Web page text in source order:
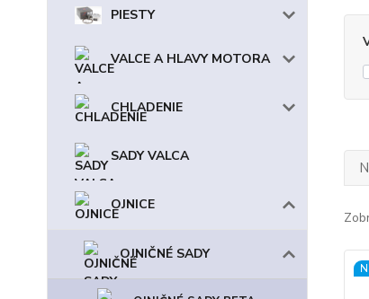
PIESTY
VALCE A HLAVY MOTORA
CHLADENIE
SADY VALCA
OJNICE
OJNIČNÉ SADY